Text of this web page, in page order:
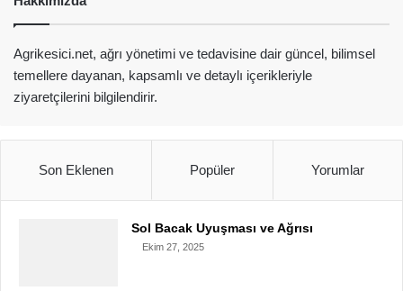
Agrikesici.net, ağrı yönetimi ve tedavisine dair güncel, bilimsel
temellere dayanan, kapsamlı ve detaylı içerikleriyle
ziyaretçilerini bilgilendirir.
Son Eklenen Popüler Yorumlar
Sol Bacak Uyuşması ve Ağrısı
Ekim 27, 2025